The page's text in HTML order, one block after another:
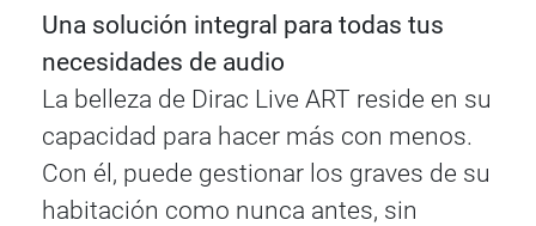
Una solución integral para todas tus
necesidades de audio
La belleza de Dirac Live ART reside en su
capacidad para hacer más con menos.
Con él, puede gestionar los graves de su
habitación como nunca antes, sin